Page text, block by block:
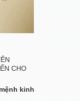
CHO
kinh